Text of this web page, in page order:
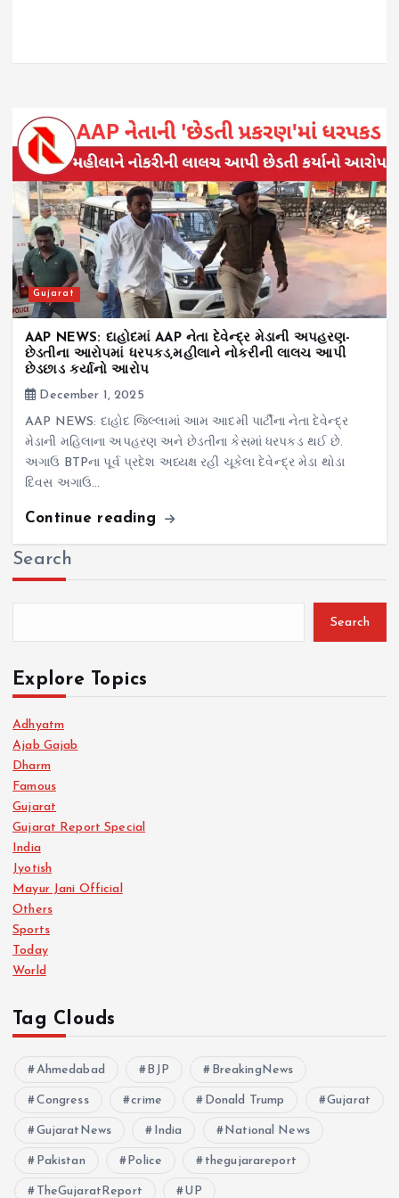
Gujarat
AAP NEWS: દાહોદમાં AAP નેતા દેવેન્દ્ર મેડાની અપહરણ-
છેડતીના આરોપમાં ધરપકડ,મહીલાને નોકરીની લાલચ આપી
છેડછાડ કર્યાનો આરોપ
December 1, 2025
AAP NEWS: દાહોદ જિલ્લામાં આમ આદમી પાર્ટીના નેતા દેવેન્દ્ર
મેડાની મહિલાના અપહરણ અને છેડતીના કેસમાં ધરપકડ થઈ છે.
અગાઉ BTPના પૂર્વ પ્રદેશ અધ્યક્ષ રહી ચૂકેલા દેવેન્દ્ર મેડા થોડા
દિવસ અગાઉ…
Continue reading
Search
Search
Explore Topics
Adhyatm
Ajab Gajab
Dharm
Famous
Gujarat
Gujarat Report Special
India
Jyotish
Mayur Jani Official
Others
Sports
Today
World
Tag Clouds
Ahmedabad BJP BreakingNews
Congress crime Donald Trump Gujarat
GujaratNews India National News
Pakistan Police thegujarareport
TheGujaratReport UP